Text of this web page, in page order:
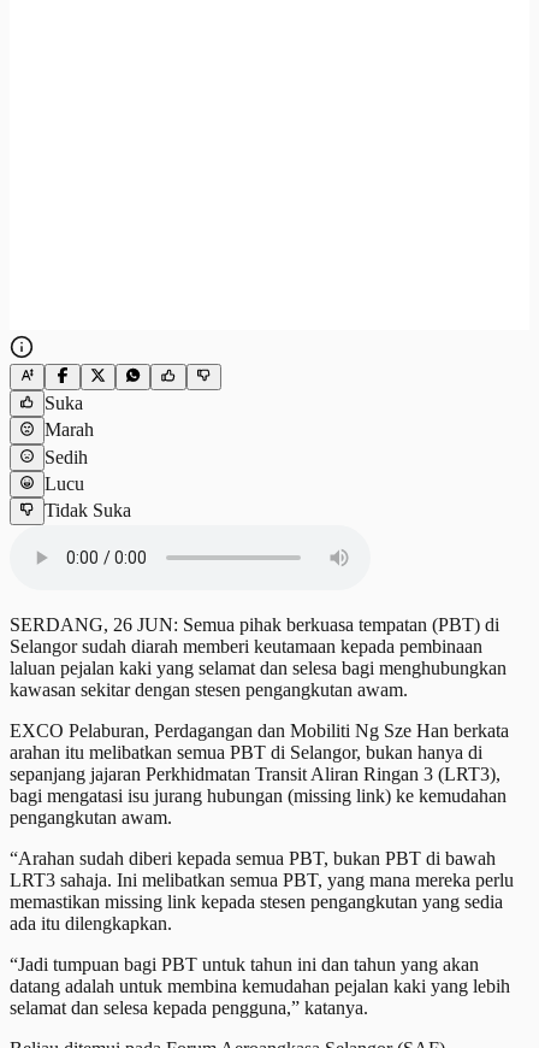
Suka
Marah
Sedih
Lucu
Tidak Suka
SERDANG, 26 JUN: Semua pihak berkuasa tempatan (PBT) di
Selangor sudah diarah memberi keutamaan kepada pembinaan
laluan pejalan kaki yang selamat dan selesa bagi menghubungkan
kawasan sekitar dengan stesen pengangkutan awam.
EXCO Pelaburan, Perdagangan dan Mobiliti Ng Sze Han berkata
arahan itu melibatkan semua PBT di Selangor, bukan hanya di
sepanjang jajaran Perkhidmatan Transit Aliran Ringan 3 (LRT3),
bagi mengatasi isu jurang hubungan (missing link) ke kemudahan
pengangkutan awam.
“Arahan sudah diberi kepada semua PBT, bukan PBT di bawah
LRT3 sahaja. Ini melibatkan semua PBT, yang mana mereka perlu
memastikan missing link kepada stesen pengangkutan yang sedia
ada itu dilengkapkan.
“Jadi tumpuan bagi PBT untuk tahun ini dan tahun yang akan
datang adalah untuk membina kemudahan pejalan kaki yang lebih
selamat dan selesa kepada pengguna,” katanya.